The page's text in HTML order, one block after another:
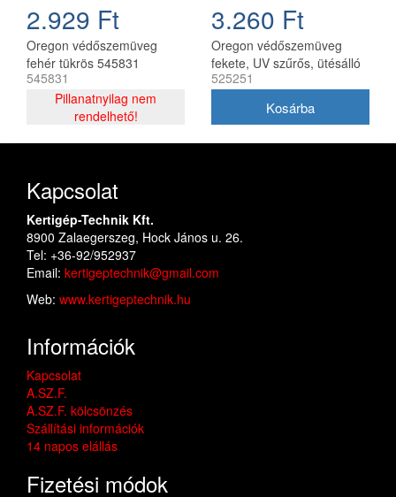
2.929 Ft
Oregon védőszemüveg
fehér tükrös 545831
545831
Pillanatnyilag nem
rendelhető!
3.260 Ft
Oregon védőszemüveg
fekete, UV szűrős, ütésálló
(525251)
525251
Kapcsolat
Kertigép-Technik Kft.
8900 Zalaegerszeg, Hock János u. 26.
Tel: +36-92/952937
Email: kertigeptechnik@gmail.com
Web: www.kertigeptechnik.hu
Információk
Kapcsolat
A.SZ.F.
A.SZ.F. kölcsönzés
Szállítási információk
14 napos elállás
Fizetési módok